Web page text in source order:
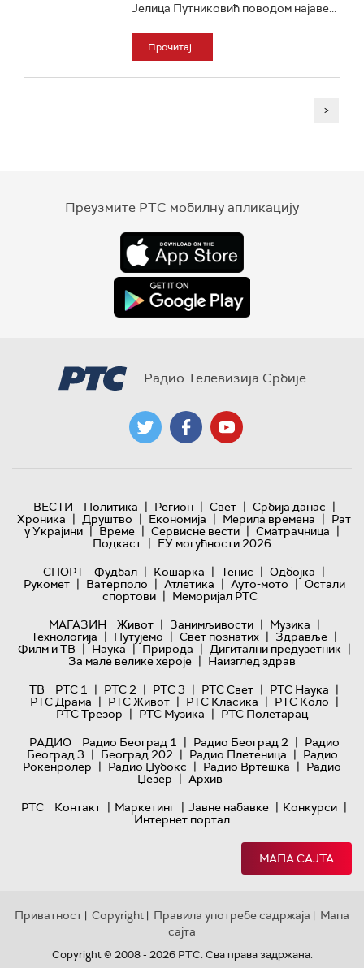
Јелица Путниковић поводом најаве...
Прочитај
>
Преузмите РТС мобилну апликацију
Радио Телевизија Србије
ВЕСТИ Политика | Регион | Свет | Србија данас |
Хроника | Друштво | Економија | Мерила времена | Рат
у Украјини | Време | Сервисне вести | Сматрачница |
Подкаст | ЕУ могућности 2026
СПОРТ
Фудбал | Кошарка | Тенис | Одбојка |
Рукомет | Ватерполо | Атлетика | Ауто-мото | Остали
спортови | Меморијал РТС
МАГАЗИН
Живот | Занимљивости | Музика |
Технологијa | Путујемо | Свет познатих | Здравље |
Филм и ТВ | Наука | Природа | Дигитални предузетник |
За мале велике хероје | Наизглед здрав
ТВ
РТС 1 | РТС 2 | РТС 3 | РТС Свет | РТС Наука |
РТС Драма | РТС Живот | РТС Класика | РТС Коло |
РТС Трезор | РТС Музика | РТС Полетарац
РАДИО
Радио Београд 1 | Радио Београд 2 | Радио
Београд 3 | Београд 202 | Радио Плетеница | Радио
Рокенролер | Радио Џубокс | Радио Вртешка | Радио
Џезер | Архив
РТС
Контакт | Маркетинг | Јавне набавке | Конкурси |
Интернет портал
МАПА САЈТА
Приватност | Copyright | Правила употребе садржаја | Мапа
сајта
Copyright © 2008 - 2026 РТС. Сва права задржана.